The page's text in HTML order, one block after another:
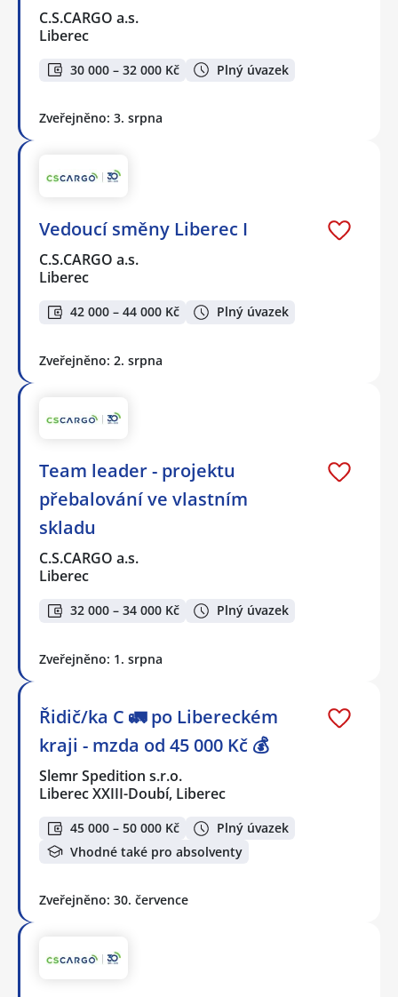
C.S.CARGO a.s.
Liberec
30 000 – 32 000 Kč Plný úvazek
Zveřejněno: 3. srpna
Vedoucí směny Liberec I
C.S.CARGO a.s.
Liberec
42 000 – 44 000 Kč Plný úvazek
Zveřejněno: 2. srpna
Team leader - projektu
přebalování ve vlastním
skladu
C.S.CARGO a.s.
Liberec
32 000 – 34 000 Kč Plný úvazek
Zveřejněno: 1. srpna
Řidič/ka C 🚛 po Libereckém
kraji - mzda od 45 000 Kč 💰
Slemr Spedition s.r.o.
Liberec XXIII-Doubí, Liberec
45 000 – 50 000 Kč
Plný úvazek
Vhodné také pro absolventy
Zveřejněno: 30. července